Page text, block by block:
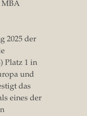
MBA
2025 der
Platz 1 in
und
das
eines der